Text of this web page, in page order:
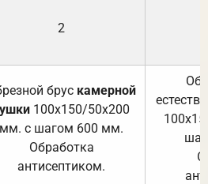
2
брус камерной
100х150/50х200
мм. с шагом 600 мм.
Обработка
антисептиком.